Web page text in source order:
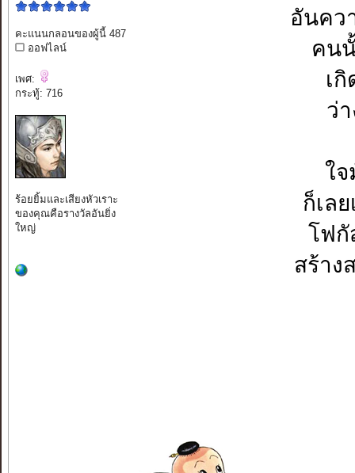
คะแนนกลอนของผู้นี้ 487
ออฟไลน์
เพศ:
กระทู้: 716
ร้อยยิ้มและเสียงหัวเราะ
ของคุณคือรางวัลอันยิ่ง
ใหญ่
อันคว
คน
เ
ว่
ใ
ก็เล
โฟกั
สร้าง